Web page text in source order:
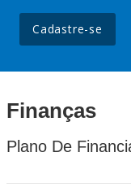
Cadastre-se
Finanças
Plano De